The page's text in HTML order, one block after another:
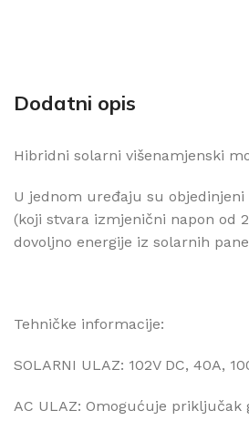
Dodatni opis
Hibridni solarni višenamjenski
U jednom uređaju su
(koji stvara izmjenični napon od
dovoljno energije iz solarnih
Tehničke informacije:
SOLARNI ULAZ: 102V DC, 40A,
AC ULAZ: Omogućuje